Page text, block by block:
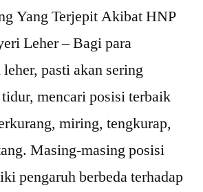
Yang Terjepit Akibat HNP
Leher – Bagi para
pasti akan sering
mencari posisi terbaik
miring, tengkurap,
Masing-masing posisi
pengaruh berbeda terhadap